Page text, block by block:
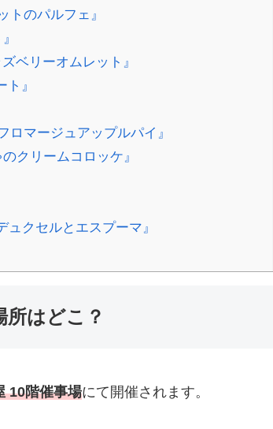
のパルフェ』
ベリーオムレット』
』
マージュアップルパイ』
クリームコロッケ』
クセルとエスプーマ』
所はどこ？
10階催事場にて開催されます。